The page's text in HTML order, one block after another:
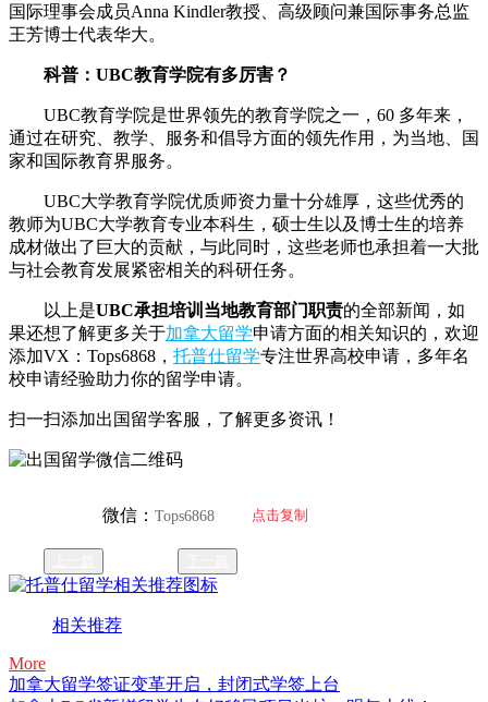
国际理事会成员Anna Kindler教授、高级顾问兼国际事务总监
王芳博士代表华大。
科普：UBC教育学院有多厉害？
UBC教育学院是世界领先的教育学院之一，60 多年来，
通过在研究、教学、服务和倡导方面的领先作用，为当地、国
家和国际教育界服务。
UBC大学教育学院优质师资力量十分雄厚，这些优秀的
教师为UBC大学教育专业本科生，硕士生以及博士生的培养
成材做出了巨大的贡献，与此同时，这些老师也承担着一大批
与社会教育发展紧密相关的科研任务。
以上是UBC承担培训当地教育部门职责的全部新闻，如
果还想了解更多关于加拿大留学申请方面的相关知识的，欢迎
添加VX：Tops6868， 托普仕留学专注世界高校申请，多年名
校申请经验助力你的留学申请。
扫一扫添加出国留学客服，了解更多资讯！
微信：Tops6868 点击复制
相关推荐
More
加拿大留学签证变革开启，封闭式学签上台